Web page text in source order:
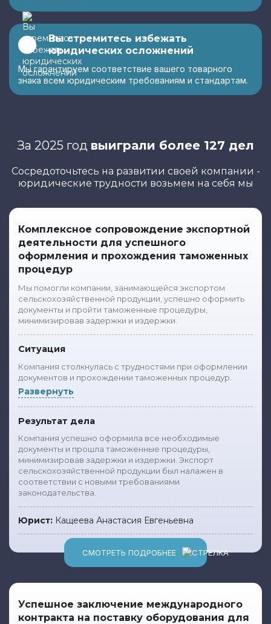
Вы стремитесь избежать
юридических осложнений
Мы гарантируем соответствие вашего товарного
знака всем юридическим требованиям и стандартам.
За 2025 год выиграли более 127 дел
Сосредоточьтесь на развитии своей компании -
юридические трудности возьмем на себя мы
Комплексное сопровождение экспортной
деятельности для успешного
оформления и прохождения таможенных
процедур
Мы помогли компании, занимающейся экспортом
сельскохозяйственной продукции, успешно оформить
документы и пройти таможенные процедуры,
минимизировав задержки и издержки.
Ситуация
Компания столкнулась с трудностями при оформлении
документов и прохождении таможенных процедур.
Развернуть
Результат дела
Компания успешно оформила все необходимые
документы и прошла таможенные процедуры,
минимизировав задержки и издержки. Экспорт
сельскохозяйственной продукции был налажен в
соответствии с новыми требованиями
законодательства.
Юрист: Кащеева Анастасия Евгеньевна
СМОТРЕТЬ ПОДРОБНЕЕ
Успешное заключение международного
контракта на поставку оборудования для